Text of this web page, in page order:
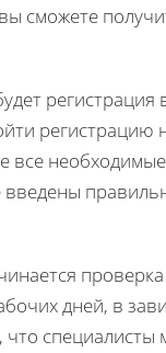
сможете
регистрация
регистрацию
все
дней, в
специалисты